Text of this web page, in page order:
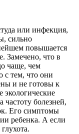
или инфекция,
сильно
повышается
Замечено, что в
чаще, чем
с тем, что они
и не готовы к
частоту болезней,
Его симптомы
ребенка. А если